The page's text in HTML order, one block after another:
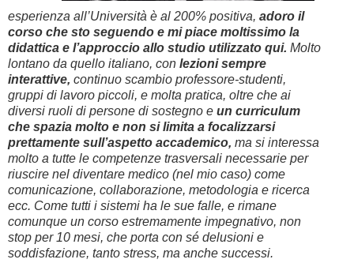
esperienza all’Università è al 200% positiva, adoro il
corso che sto seguendo e mi piace moltissimo la
didattica e l’approccio allo studio utilizzato qui. Molto
lontano da quello italiano, con lezioni sempre
interattive, continuo scambio professore-studenti,
gruppi di lavoro piccoli, e molta pratica, oltre che ai
diversi ruoli di persone di sostegno e un curriculum
che spazia molto e non si limita a focalizzarsi
prettamente sull’aspetto accademico, ma si interessa
molto a tutte le competenze trasversali necessarie per
riuscire nel diventare medico (nel mio caso) come
comunicazione, collaborazione, metodologia e ricerca
ecc. Come tutti i sistemi ha le sue falle, e rimane
comunque un corso estremamente impegnativo, non
stop per 10 mesi, che porta con sé delusioni e
soddisfazione, tanto stress, ma anche successi.